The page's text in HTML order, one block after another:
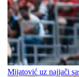
Mijatović uz najjači